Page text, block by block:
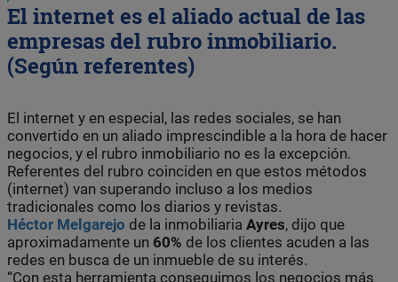
El internet es el aliado actual de las
empresas del rubro inmobiliario.
(Según referentes)
El internet y en especial, las redes sociales, se han
convertido en un aliado imprescindible a la hora de hacer
negocios, y el rubro inmobiliario no es la excepción.
Referentes del rubro coinciden en que estos métodos
(internet) van superando incluso a los medios
tradicionales como los diarios y revistas.
Héctor Melgarejo de la inmobiliaria Ayres, dijo que
aproximadamente un 60% de los clientes acuden a las
redes en busca de un inmueble de su interés.
“Con esta herramienta conseguimos los negocios más